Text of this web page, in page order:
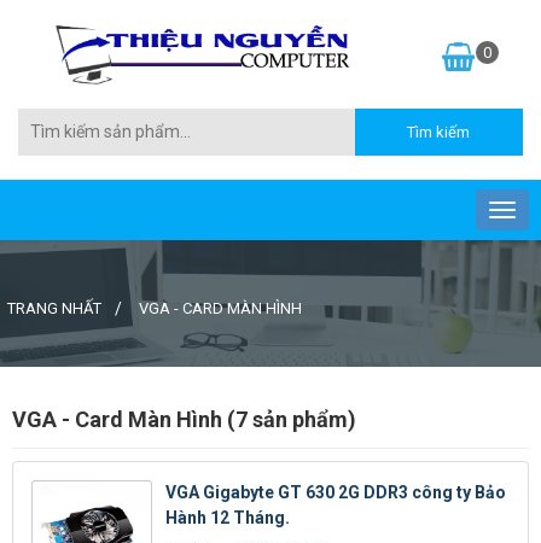
0
TRANG NHẤT VGA - CARD MÀN HÌNH
VGA - Card Màn Hình (7 sản phẩm)
VGA Gigabyte GT 630 2G DDR3 công ty Bảo
Hành 12 Tháng.